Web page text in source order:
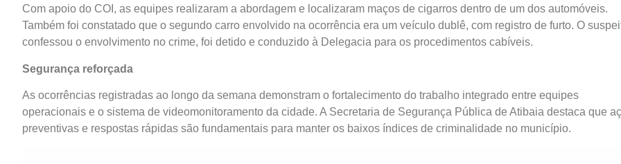
Com apoio do COI, as equipes realizaram a abordagem e localizaram maços de cigarros dentro de um dos automóveis.
Também foi constatado que o segundo carro envolvido na ocorrência era um veículo dublê, com registro de furto. O
confessou o envolvimento no crime, foi detido e conduzido à Delegacia para os procedimentos cabíveis.
Segurança reforçada
As ocorrências registradas ao longo da semana demonstram o fortalecimento do trabalho integrado entre equipes
operacionais e o sistema de videomonitoramento da cidade. A Secretaria de Segurança Pública de Atibaia destaca que
preventivas e respostas rápidas são fundamentais para manter os baixos índices de criminalidade no município.